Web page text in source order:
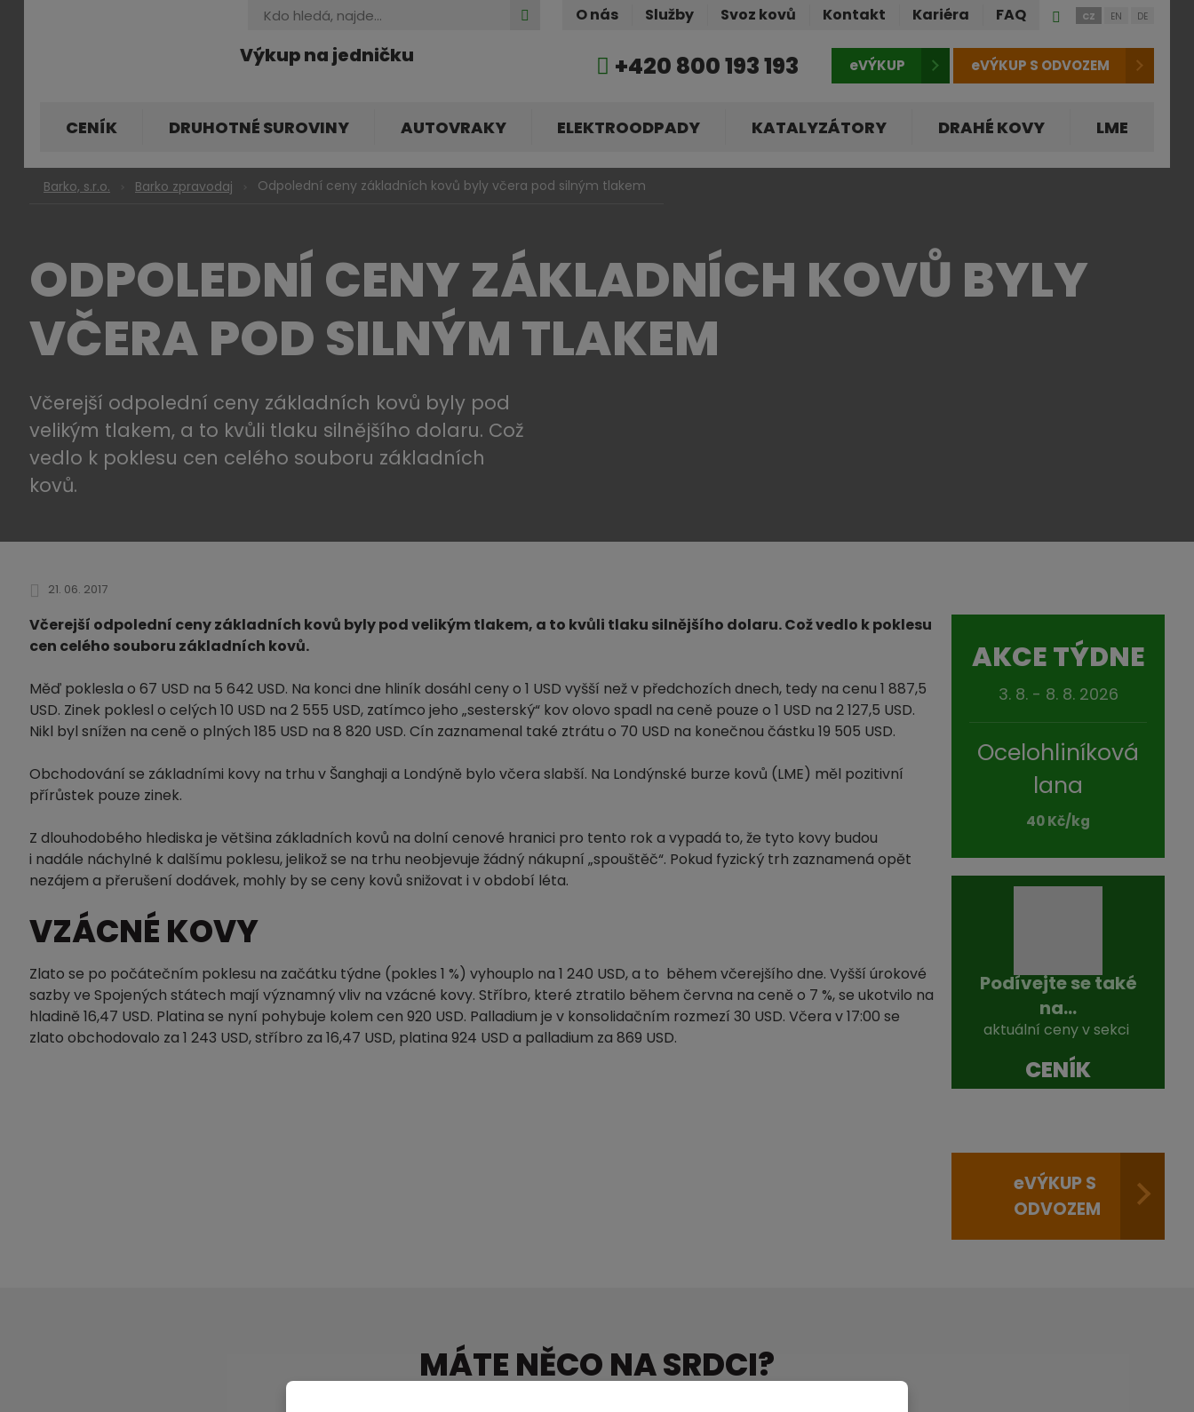
Výkup na jedničku +420 800 193 193
Vyhledávání Hledat O nás Služby Svoz kovů Kontakt Kariéra FAQ
eVÝKUP eVÝKUP S ODVOZEM
Přihlášení
klienstké
CZ EN DE
CENÍK DRUHOTNÉ SUROVINY AUTOVRAKY ELEKTROODPADY KATALYZÁTORY DRAHÉ KOVY LME
Barko, s.r.o. Barko zpravodaj Odpolední ceny základních kovů byly včera pod silným tlakem
ODPOLEDNÍ CENY ZÁKLADNÍCH KOVŮ BYLY
VČERA POD SILNÝM TLAKEM
Včerejší odpolední ceny základních kovů byly pod
velikým tlakem, a to kvůli tlaku silnějšího dolaru. Což
vedlo k poklesu cen celého souboru základních
kovů.
21. 06. 2017
Včerejší odpolední ceny základních kovů byly pod velikým tlakem, a to kvůli tlaku silnějšího dolaru. Což vedlo k poklesu
cen celého souboru základních kovů.
Měď poklesla o 67 USD na 5 642 USD. Na konci dne hliník dosáhl ceny o 1 USD vyšší než v předchozích dnech, tedy na cenu 1 887,5
USD. Zinek poklesl o celých 10 USD na 2 555 USD, zatímco jeho „sesterský“ kov olovo spadl na ceně pouze o 1 USD na 2 127,5 USD.
Nikl byl snížen na ceně o plných 185 USD na 8 820 USD. Cín zaznamenal také ztrátu o 70 USD na konečnou částku 19 505 USD.
Obchodování se základními kovy na trhu v Šanghaji a Londýně bylo včera slabší. Na Londýnské burze kovů (LME) měl pozitivní
přírůstek pouze zinek.
Z dlouhodobého hlediska je většina základních kovů na dolní cenové hranici pro tento rok a vypadá to, že tyto kovy budou
i nadále náchylné k dalšímu poklesu, jelikož se na trhu neobjevuje žádný nákupní „spouštěč“. Pokud fyzický trh zaznamená opět
nezájem a přerušení dodávek, mohly by se ceny kovů snižovat i v období léta.
VZÁCNÉ KOVY
Zlato se po počátečním poklesu na začátku týdne (pokles 1 %) vyhouplo na 1 240 USD, a to během včerejšího dne. Vyšší úrokové
sazby ve Spojených státech mají významný vliv na vzácné kovy. Stříbro, které ztratilo během června na ceně o 7 %, se ukotvilo na
hladině 16,47 USD. Platina se nyní pohybuje kolem cen 920 USD. Palladium je v konsolidačním rozmezí 30 USD. Včera v 17:00 se
zlato obchodovalo za 1 243 USD, stříbro za 16,47 USD, platina 924 USD a palladium za 869 USD.
AKCE TÝDNE
3. 8. - 8. 8. 2026
Ocelohliníková
lana
40 Kč/kg
Podívejte se také
na...
aktuální ceny v sekci
CENÍK
eVÝKUP S
ODVOZEM
MÁTE NĚCO NA SRDCI?